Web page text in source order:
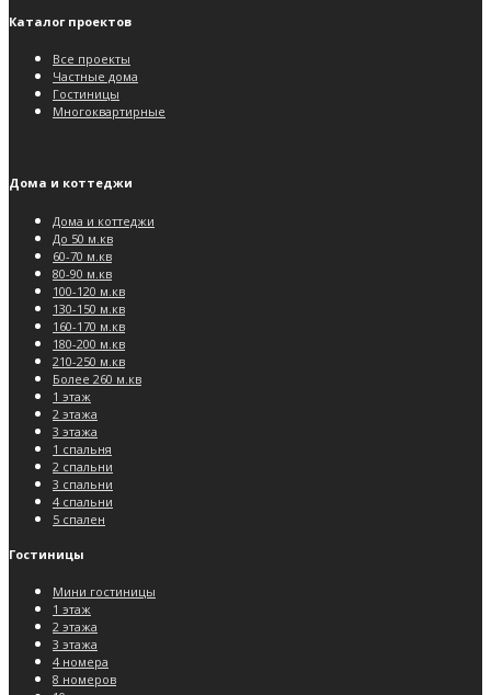
Каталог проектов
Все проекты
Частные дома
Гостиницы
Многоквартирные
Дома и коттеджи
Дома и коттеджи
До 50 м.кв
60-70 м.кв
80-90 м.кв
100-120 м.кв
130-150 м.кв
160-170 м.кв
180-200 м.кв
210-250 м.кв
Более 260 м.кв
1 этаж
2 этажа
3 этажа
1 спальня
2 спальни
3 спальни
4 спальни
5 спален
Гостиницы
Мини гостиницы
1 этаж
2 этажа
3 этажа
4 номера
8 номеров